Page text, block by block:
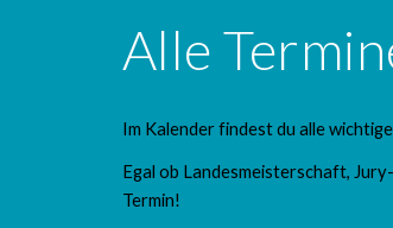
Alle
Im Kalender findest du alle
Egal ob Landesmeisterschaft,
Termin!